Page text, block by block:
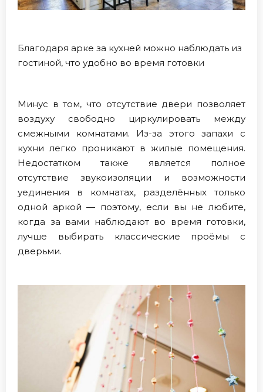
Благодаря арке за кухней можно наблюдать из
гостиной, что удобно во время готовки
Минус в том, что отсутствие двери позволяет
воздуху свободно циркулировать между
смежными комнатами. Из-за этого запахи с
кухни легко проникают в жилые помещения.
Недостатком также является полное
отсутствие звукоизоляции и возможности
уединения в комнатах, разделённых только
одной аркой — поэтому, если вы не любите,
когда за вами наблюдают во время готовки,
лучше выбирать классические проёмы с
дверьми.